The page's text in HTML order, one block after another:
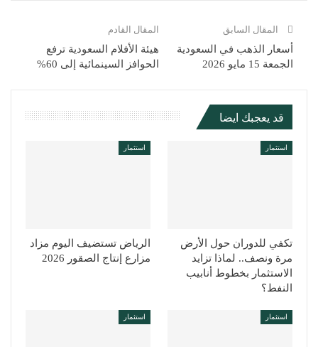
المقال السابق
أسعار الذهب في السعودية
الجمعة 15 مايو 2026
المقال القادم
هيئة الأفلام السعودية ترفع
الحوافز السينمائية إلى 60%
قد يعجبك ايضا
استثمار
تكفي للدوران حول الأرض
مرة ونصف.. لماذا تزايد
الاستثمار بخطوط أنابيب
النفط؟
استثمار
الرياض تستضيف اليوم مزاد
مزارع إنتاج الصقور 2026
استثمار استثمار